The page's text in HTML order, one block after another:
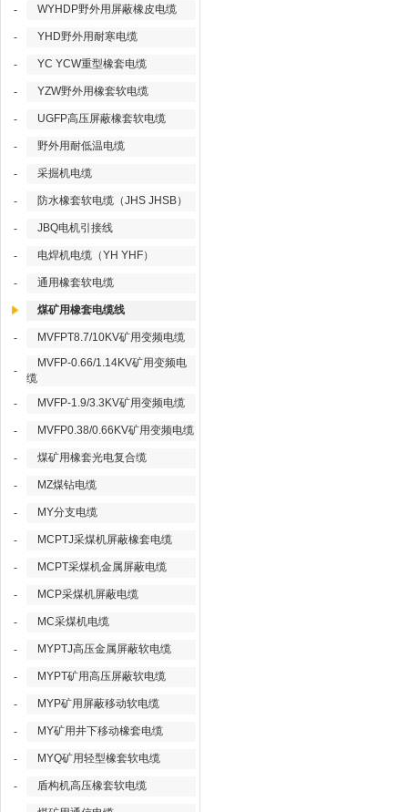
- WYHDP野外用屏蔽橡皮电缆
- YHD野外用耐寒电缆
- YC YCW重型橡套电缆
- YZW野外用橡套软电缆
- UGFP高压屏蔽橡套软电缆
- 野外用耐低温电缆
- 采掘机电缆
- 防水橡套软电缆（JHS JHSB）
- JBQ电机引接线
- 电焊机电缆（YH YHF）
- 通用橡套软电缆
煤矿用橡套电缆线
- MVFPT8.7/10KV矿用变频电缆
-
MVFP-0.66/1.14KV矿用变频电
缆
-
MVFP-1.9/3.3KV矿用变频电缆
- MVFP0.38/0.66KV矿用变频电缆
- 煤矿用橡套光电复合缆
- MZ煤钻电缆
- MY分支电缆
- MCPTJ采煤机屏蔽橡套电缆
- MCPT采煤机金属屏蔽电缆
- MCP采煤机屏蔽电缆
- MC采煤机电缆
- MYPTJ高压金属屏蔽软电缆
- MYPT矿用高压屏蔽软电缆
- MYP矿用屏蔽移动软电缆
- MY矿用井下移动橡套电缆
- MYQ矿用轻型橡套软电缆
- 盾构机高压橡套软电缆